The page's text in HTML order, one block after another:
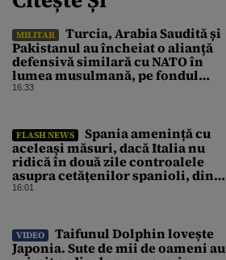
MILITAR
Turcia, Arabia Saudită și
Pakistanul au încheiat o alianță
defensivă similară cu NATO în
lumea musulmană, pe fondul
conflictelor din Orientul Mijlociu
16:33
FLASH NEWS
Spania amenință cu
aceleași măsuri, dacă Italia nu
ridică în două zile controalele
asupra cetățenilor spanioli, din
cauza crizei migrației
16:01
VIDEO
Taifunul Dolphin lovește
Japonia. Sute de mii de oameni au